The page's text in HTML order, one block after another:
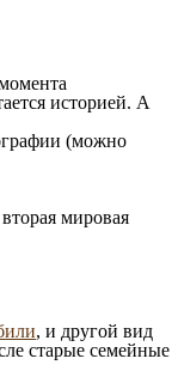
историей. А
(можно
мировая
, и другой вид
старые семейные